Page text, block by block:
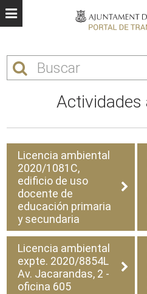
Actividades
Licencia ambiental
2020/1081C,
edificio de uso
docente de
educación primaria
y secundaria
Licencia ambiental
expte. 2020/8854L
Av. Jacarandas, 2 -
oficina 605